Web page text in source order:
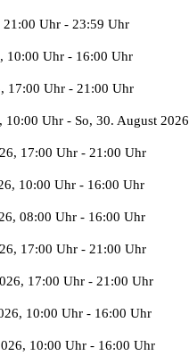
21:00 Uhr - 23:59 Uhr
, 10:00 Uhr - 16:00 Uhr
, 17:00 Uhr - 21:00 Uhr
, 10:00 Uhr - So, 30. August 2026
, 17:00 Uhr - 21:00 Uhr
, 10:00 Uhr - 16:00 Uhr
, 08:00 Uhr - 16:00 Uhr
, 17:00 Uhr - 21:00 Uhr
, 17:00 Uhr - 21:00 Uhr
, 10:00 Uhr - 16:00 Uhr
, 10:00 Uhr - 16:00 Uhr